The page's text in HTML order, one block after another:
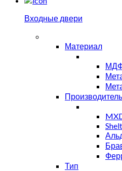
Входные двери
Материал
Производитель
Тип